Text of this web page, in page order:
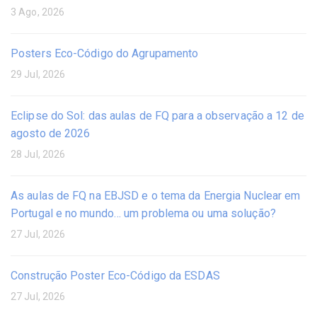
3 Ago, 2026
Posters Eco-Código do Agrupamento
29 Jul, 2026
Eclipse do Sol: das aulas de FQ para a observação a 12 de
agosto de 2026
28 Jul, 2026
As aulas de FQ na EBJSD e o tema da Energia Nuclear em
Portugal e no mundo… um problema ou uma solução?
27 Jul, 2026
Construção Poster Eco-Código da ESDAS
27 Jul, 2026